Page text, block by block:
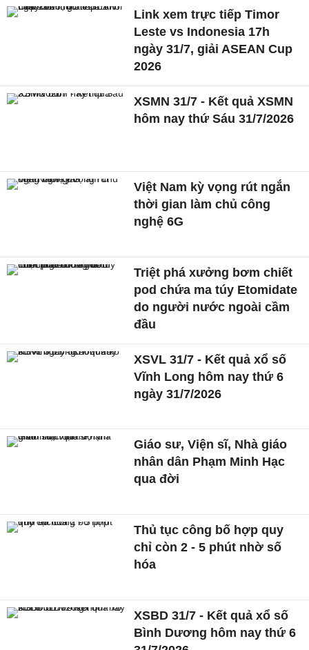
Link xem trực tiếp Timor
Leste vs Indonesia 17h
ngày 31/7, giải ASEAN Cup
2026
XSMN 31/7 - Kết quả XSMN
hôm nay thứ Sáu 31/7/2026
Việt Nam kỳ vọng rút ngắn
thời gian làm chủ công
nghệ 6G
Triệt phá xưởng bơm chiết
pod chứa ma túy Etomidate
do người nước ngoài cầm
đầu
XSVL 31/7 - Kết quả xổ số
Vĩnh Long hôm nay thứ 6
ngày 31/7/2026
Giáo sư, Viện sĩ, Nhà giáo
nhân dân Phạm Minh Hạc
qua đời
Thủ tục công bố hợp quy
chỉ còn 2 - 5 phút nhờ số
hóa
XSBD 31/7 - Kết quả xổ số
Bình Dương hôm nay thứ 6